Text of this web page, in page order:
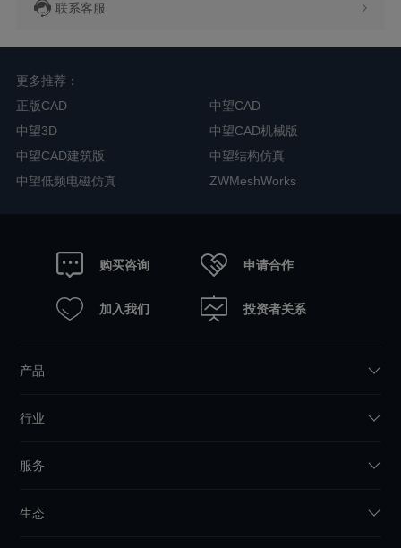
联系客服
更多推荐：
正版CAD
中望CAD
中望3D
中望CAD机械版
中望CAD建筑版
中望结构仿真
中望低频电磁仿真
ZWMeshWorks
购买咨询 申请合作
加入我们 投资者关系
产品
行业
服务
生态